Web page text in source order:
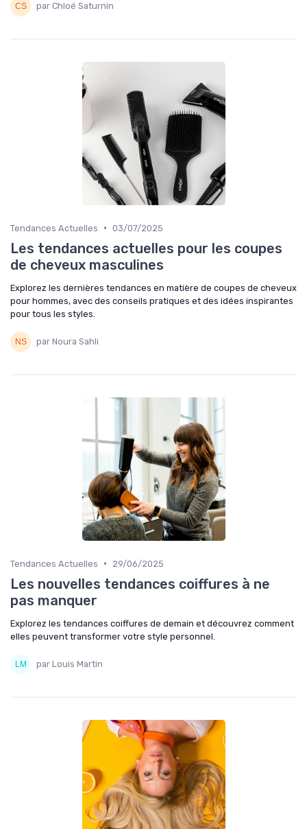
par Chloé Saturnin
Tendances Actuelles • 03/07/2025
Les tendances actuelles pour les coupes
de cheveux masculines
Explorez les dernières tendances en matière de coupes de cheveux
pour hommes, avec des conseils pratiques et des idées inspirantes
pour tous les styles.
par Noura Sahli
Tendances Actuelles • 29/06/2025
Les nouvelles tendances coiffures à ne
pas manquer
Explorez les tendances coiffures de demain et découvrez comment
elles peuvent transformer votre style personnel.
par Louis Martin